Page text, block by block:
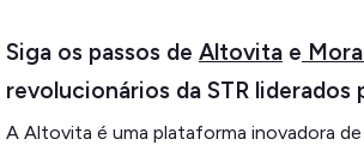
Siga os passos de Altovita e
revolucionários da STR liderados
A Altovita é uma plataforma inovadora